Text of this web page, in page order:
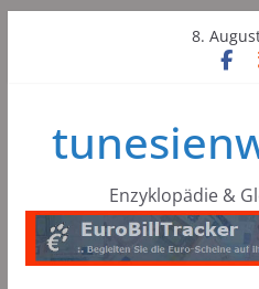
8.
Enzyklopädie &